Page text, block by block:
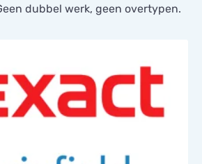
dubbel werk, geen overtypen.